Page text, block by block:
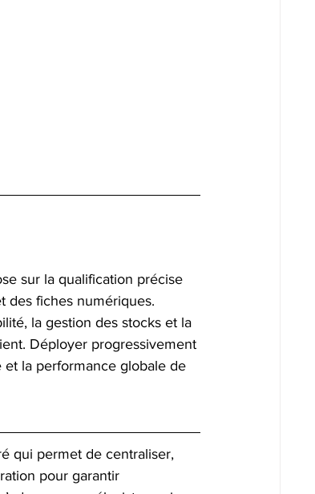
sur la qualification précise
des fiches numériques.
la gestion des stocks et la
Déployer progressivement
la performance globale de
qui permet de centraliser,
pour garantir